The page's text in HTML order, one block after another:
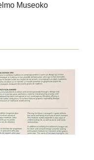
Museoko